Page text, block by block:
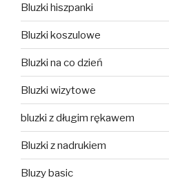
Bluzki hiszpanki
Bluzki koszulowe
Bluzki na co dzień
Bluzki wizytowe
bluzki z długim rękawem
Bluzki z nadrukiem
Bluzy basic